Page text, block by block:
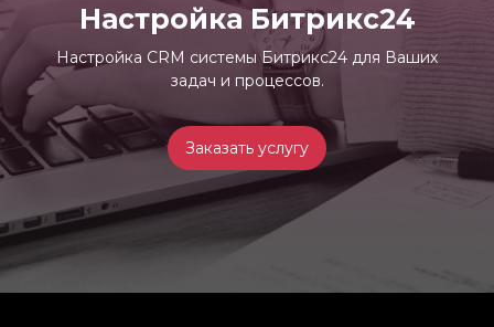
Настройка Битрикс24
Настройка CRM системы Битрикс24 для Ваших
задач и процессов.
Заказать услугу